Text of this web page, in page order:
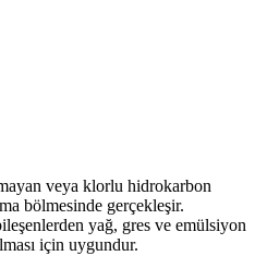
veya klorlu hidrokarbon
bölmesinde gerçekleşir.
yağ, gres ve emülsiyon
için uygundur.